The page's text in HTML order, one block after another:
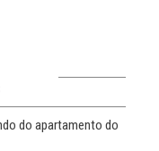
do apartamento do